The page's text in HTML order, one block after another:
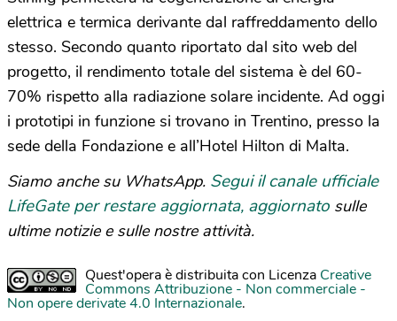
elettrica e termica derivante dal raffreddamento dello
stesso. Secondo quanto riportato dal sito web del
progetto, il rendimento totale del sistema è del 60-
70% rispetto alla radiazione solare incidente. Ad oggi
i prototipi in funzione si trovano in Trentino, presso la
sede della Fondazione e all’Hotel Hilton di Malta.
Siamo anche su WhatsApp. Segui il canale ufficiale
LifeGate per restare aggiornata, aggiornato sulle
ultime notizie e sulle nostre attività.
Quest'opera è distribuita con Licenza Creative
Commons Attribuzione - Non commerciale -
Non opere derivate 4.0 Internazionale.